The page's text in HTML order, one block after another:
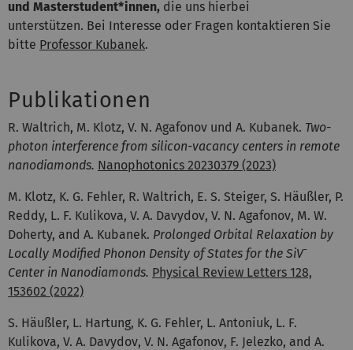
und Masterstudent*innen, die uns hierbei
unterstützen. Bei Interesse oder Fragen kontaktieren Sie
bitte Professor Kubanek.
Publikationen
R. Waltrich, M. Klotz, V. N. Agafonov und A. Kubanek. Two-
photon interference from silicon-vacancy centers in remote
nanodiamonds. Nanophotonics 20230379 (2023)
M. Klotz, K. G. Fehler, R. Waltrich, E. S. Steiger, S. Häußler, P.
Reddy, L. F. Kulikova, V. A. Davydov, V. N. Agafonov, M. W.
Doherty, and A. Kubanek. Prolonged Orbital Relaxation by
Locally Modified Phonon Density of States for the SiV-
Center in Nanodiamonds. Physical Review Letters 128,
153602 (2022)
S. Häußler, L. Hartung, K. G. Fehler, L. Antoniuk, L. F.
Kulikova, V. A. Davydov, V. N. Agafonov, F. Jelezko, and A.